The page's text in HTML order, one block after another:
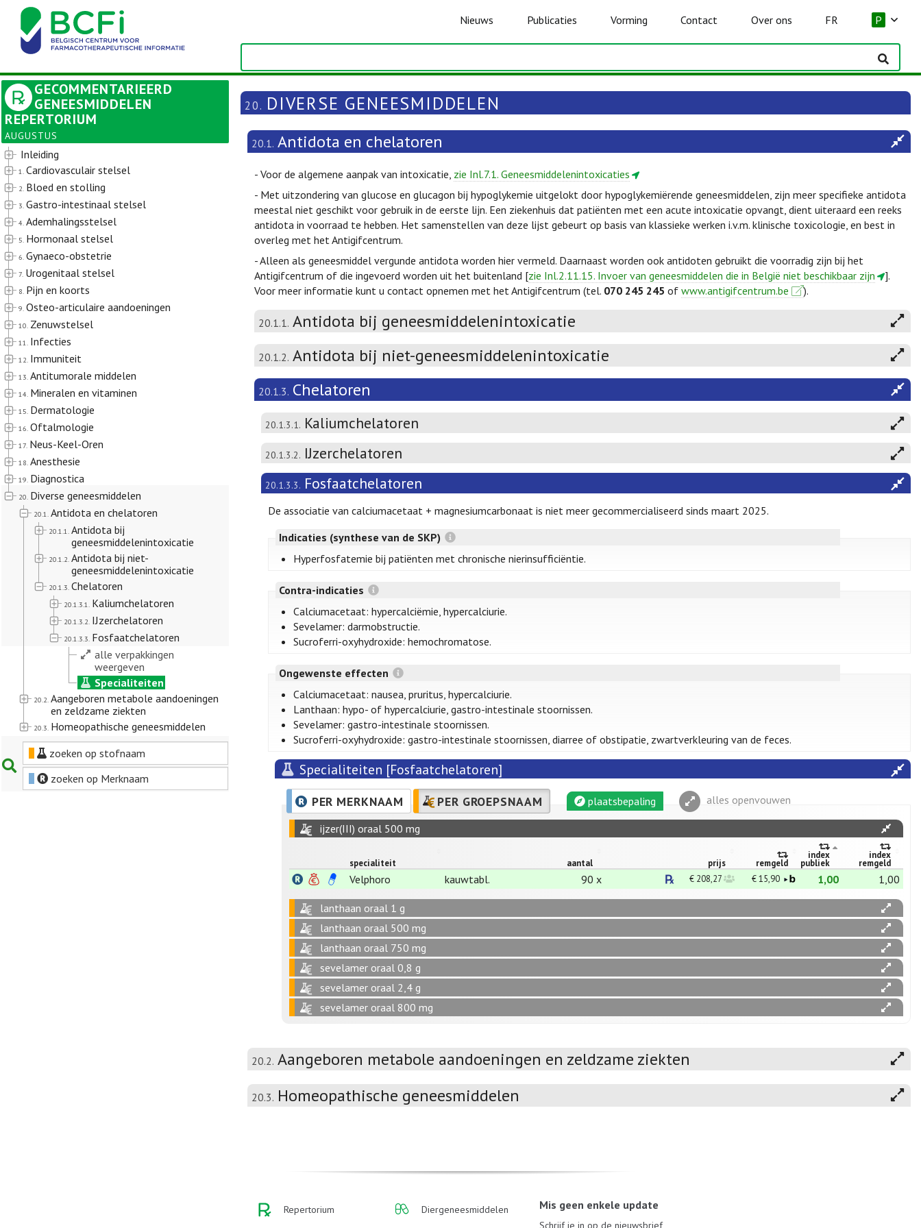
Nieuws Publicaties Vorming Contact Over ons FR P
GECOMMENTARIEERD
GENEESMIDDELEN
REPERTORIUM
AUGUSTUS
Inleiding
1. Cardiovasculair stelsel
2. Bloed en stolling
3. Gastro-intestinaal stelsel
4. Ademhalingsstelsel
5. Hormonaal stelsel
6. Gynaeco-obstetrie
7. Urogenitaal stelsel
8. Pijn en koorts
9. Osteo-articulaire aandoeningen
10. Zenuwstelsel
11. Infecties
12. Immuniteit
13. Antitumorale middelen
14. Mineralen en vitaminen
15. Dermatologie
16. Oftalmologie
17. Neus-Keel-Oren
18. Anesthesie
19. Diagnostica
20. Diverse geneesmiddelen
20.1. Antidota en chelatoren
20.1.1. Antidota bij
geneesmiddelenintoxicatie
20.1.2. Antidota bij niet-
geneesmiddelenintoxicatie
20.1.3. Chelatoren
20.1.3.1. Kaliumchelatoren
20.1.3.2. IJzerchelatoren
20.1.3.3. Fosfaatchelatoren
alle verpakkingen
weergeven
Specialiteiten
20.2. Aangeboren metabole aandoeningen
en zeldzame ziekten
20.3. Homeopathische geneesmiddelen
zoeken op stofnaam
zoeken op Merknaam
20. DIVERSE GENEESMIDDELEN
20.1. Antidota en chelatoren
- Voor de algemene aanpak van intoxicatie, zie Inl.7.1. Geneesmiddelenintoxicaties
- Met uitzondering van glucose en glucagon bij hypoglykemie uitgelokt door hypoglykemiërende geneesmiddelen, zijn meer specifieke antidota
meestal niet geschikt voor gebruik in de eerste lijn. Een ziekenhuis dat patiënten met een acute intoxicatie opvangt, dient uiteraard een reeks
antidota in voorraad te hebben. Het samenstellen van deze lijst gebeurt op basis van klassieke werken i.v.m. klinische toxicologie, en best in
overleg met het Antigifcentrum.
- Alleen als geneesmiddel vergunde antidota worden hier vermeld. Daarnaast worden ook antidoten gebruikt die voorradig zijn bij het
Antigifcentrum of die ingevoerd worden uit het buitenland [zie Inl.2.11.15. Invoer van geneesmiddelen die in België niet beschikbaar zijn
].
Voor meer informatie kunt u contact opnemen met het Antigifcentrum (tel. 070 245 245 of www.antigifcentrum.be ).
20.1.1. Antidota bij geneesmiddelenintoxicatie
20.1.2. Antidota bij niet-geneesmiddelenintoxicatie
20.1.3. Chelatoren
20.1.3.1. Kaliumchelatoren
20.1.3.2. IJzerchelatoren
20.1.3.3. Fosfaatchelatoren
De associatie van calciumacetaat + magnesiumcarbonaat is niet meer gecommercialiseerd sinds maart 2025.
Indicaties (synthese van de SKP)
Hyperfosfatemie bij patiënten met chronische nierinsufficiëntie.
Contra-indicaties
Calciumacetaat: hypercalciëmie, hypercalciurie.
Sevelamer: darmobstructie.
Sucroferri-oxyhydroxide: hemochromatose.
Ongewenste effecten
Calciumacetaat: nausea, pruritus, hypercalciurie.
Lanthaan: hypo- of hypercalciurie, gastro-intestinale stoornissen.
Sevelamer: gastro-intestinale stoornissen.
Sucroferri-oxyhydroxide: gastro-intestinale stoornissen, diarree of obstipatie, zwartverkleuring van de feces.
Specialiteiten [Fosfaatchelatoren]
PER MERKNAAM PER GROEPSNAAM plaatsbepaling alles openvouwen
ijzer(III) oraal 500 mg
specialiteit aantal prijs remgeld
index
publiek
index
remgeld
Velphoro kauwtabl. 90 x € 208,27 € 15,90 1,00 1,00
lanthaan oraal 1 g
lanthaan oraal 500 mg
lanthaan oraal 750 mg
sevelamer oraal 0,8 g
sevelamer oraal 2,4 g
sevelamer oraal 800 mg
20.2. Aangeboren metabole aandoeningen en zeldzame ziekten
20.3. Homeopathische geneesmiddelen
Repertorium Diergeneesmiddelen Mis geen enkele update
Schrijf je in op de nieuwsbrief